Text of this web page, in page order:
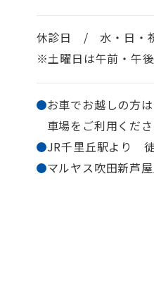
休診日 / 水・日・
※土曜日は午前・午
お車でお越しの方
車場を ご利用くだ
JR千里丘駅より
マルヤス吹田新芦